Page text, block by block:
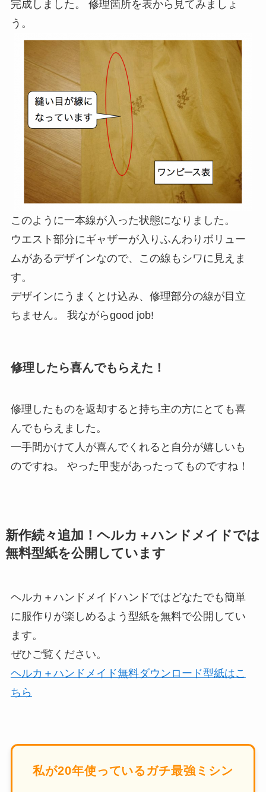
完成しました。 修理箇所を表から見てみましょ
う。
このように一本線が入った状態になりました。
ウエスト部分にギャザーが入りふんわりボリュー
ムがあるデザインなので、この線もシワに見えま
す。
デザインにうまくとけ込み、修理部分の線が目立
ちません。 我ながらgood job!
修理したら喜んでもらえた！
修理したものを返却すると持ち主の方にとても喜
んでもらえました。
一手間かけて人が喜んでくれると自分が嬉しいも
のですね。 やった甲斐があったってものですね！
新作続々追加！ヘルカ＋ハンドメイドでは
無料型紙を公開しています
ヘルカ＋ハンドメイドハンドではどなたでも簡単
に服作りが楽しめるよう型紙を無料で公開してい
ます。
ぜひご覧ください。
ヘルカ＋ハンドメイド無料ダウンロード型紙はこ
ちら
私が20年使っているガチ最強ミシン